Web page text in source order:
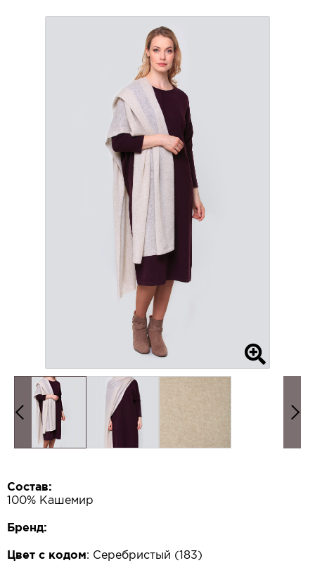
Состав:
100% Кашемир
Бренд:
Цвет с кодом: Серебристый (183)